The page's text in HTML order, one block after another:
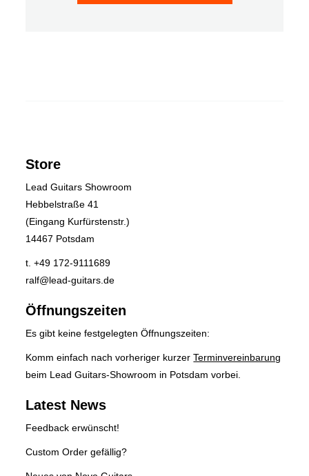
Store
Lead Guitars Showroom
Hebbelstraße 41
(Eingang Kurfürstenstr.)
14467 Potsdam
t. +49 172-9111689
ralf@lead-guitars.de
Öffnungszeiten
Es gibt keine festgelegten Öffnungszeiten:
Komm einfach nach vorheriger kurzerTerminvereinbarung
beim Lead Guitars-Showroom in Potsdam vorbei.
Latest News
Feedback erwünscht!
Custom Order gefällig?